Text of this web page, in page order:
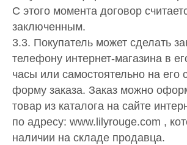
С этого момента договор
заключенным.
3.3. Покупатель может сделать
телефону интернет-магазина в
часы или самостоятельно на его
форму заказа. Заказ можно
товар из каталога на сайте
по адресу: www.lilyrouge.com ,
наличии на складе продавца.